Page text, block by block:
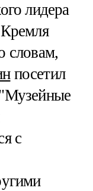
лидера
словам,
посетил
с